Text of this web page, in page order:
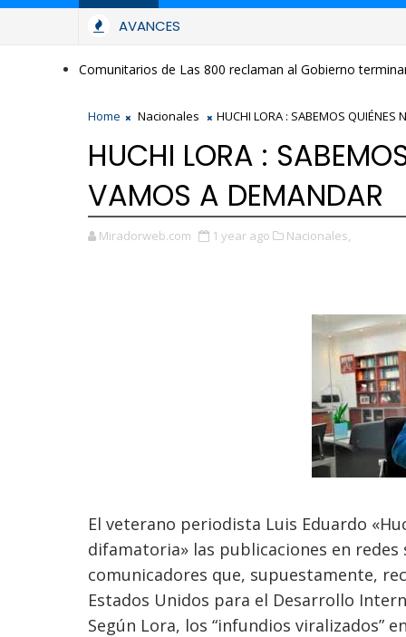
AVANCES
Comunitarios de Las 800 reclaman al Gobierno
Home Nacionales HUCHI LORA : SABEMOS QUIÉNES
HUCHI LORA :
VAMOS A DEMANDAR
Miradorweb.com 1 year ago Nacionales,
El veterano periodista Luis Eduardo
difamatoria» las publicaciones en
comunicadores que, supuestamente,
Estados Unidos para el Desarrollo
Según Lora, los “infundios viralizados”